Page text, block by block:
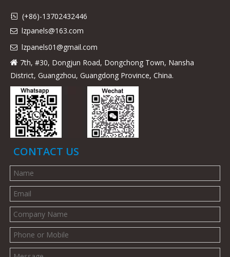
 (+86)-13702432446
 lzpanels@163.com
 lzpanels01@gmail.com
 7th, #30, Dongjun Road, Dongchong Town, Nansha
District, Guangzhou, Guangdong Province, China.
CONTACT US